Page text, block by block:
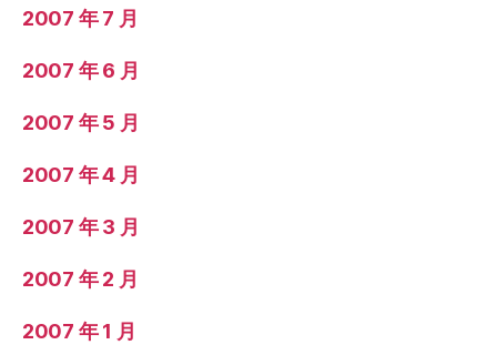
2007 年 7 月
2007 年 6 月
2007 年 5 月
2007 年 4 月
2007 年 3 月
2007 年 2 月
2007 年 1 月